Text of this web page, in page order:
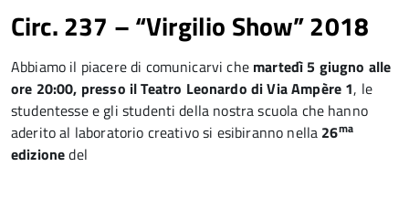
Circ. 237 – “Virgilio Show” 2018
Abbiamo il piacere di comunicarvi che martedì 5 giugno alle
ore 20:00, presso il Teatro Leonardo di Via Ampère 1, le
studentesse e gli studenti della nostra scuola che hanno
aderito al laboratorio creativo si esibiranno nella 26ma
edizionedel